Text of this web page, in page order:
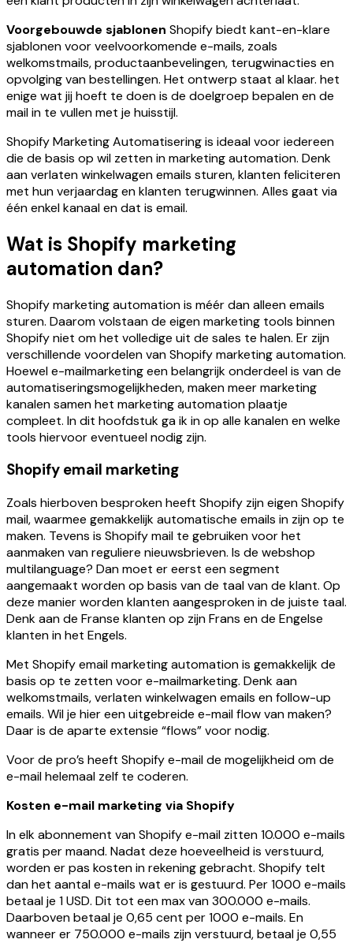
Voorgebouwde sjablonen Shopify biedt kant-en-klare
sjablonen voor veelvoorkomende e-mails, zoals
welkomstmails, productaanbevelingen, terugwinacties en
opvolging van bestellingen. Het ontwerp staat al klaar. het
enige wat jij hoeft te doen is de doelgroep bepalen en de
mail in te vullen met je huisstijl.
Shopify Marketing Automatisering is ideaal voor iedereen
die de basis op wil zetten in marketing automation. Denk
aan verlaten winkelwagen emails sturen, klanten feliciteren
met hun verjaardag en klanten terugwinnen. Alles gaat via
één enkel kanaal en dat is email.
Wat is Shopify marketing
automation dan?
Shopify marketing automation is méér dan alleen emails
sturen. Daarom volstaan de eigen marketing tools binnen
Shopify niet om het volledige uit de sales te halen. Er zijn
verschillende voordelen van Shopify marketing automation.
Hoewel e-mailmarketing een belangrijk onderdeel is van de
automatiseringsmogelijkheden, maken meer marketing
kanalen samen het marketing automation plaatje
compleet. In dit hoofdstuk ga ik in op alle kanalen en welke
tools hiervoor eventueel nodig zijn.
Shopify email marketing
Zoals hierboven besproken heeft Shopify zijn eigen Shopify
mail, waarmee gemakkelijk automatische emails in zijn op te
maken. Tevens is Shopify mail te gebruiken voor het
aanmaken van reguliere nieuwsbrieven. Is de webshop
multilanguage? Dan moet er eerst een segment
aangemaakt worden op basis van de taal van de klant. Op
deze manier worden klanten aangesproken in de juiste taal.
Denk aan de Franse klanten op zijn Frans en de Engelse
klanten in het Engels.
Met Shopify email marketing automation is gemakkelijk de
basis op te zetten voor e-mailmarketing. Denk aan
welkomstmails, verlaten winkelwagen emails en follow-up
emails. Wil je hier een uitgebreide e-mail flow van maken?
Daar is de aparte extensie “flows” voor nodig.
Voor de pro’s heeft Shopify e-mail de mogelijkheid om de
e-mail helemaal zelf te coderen.
Kosten e-mail marketing via Shopify
In elk abonnement van Shopify e-mail zitten 10.000 e-mails
gratis per maand. Nadat deze hoeveelheid is verstuurd,
worden er pas kosten in rekening gebracht. Shopify telt
dan het aantal e-mails wat er is gestuurd. Per 1000 e-mails
betaal je 1 USD. Dit tot een max van 300.000 e-mails.
Daarboven betaal je 0,65 cent per 1000 e-mails. En
wanneer er 750.000 e-mails zijn verstuurd, betaal je 0,55